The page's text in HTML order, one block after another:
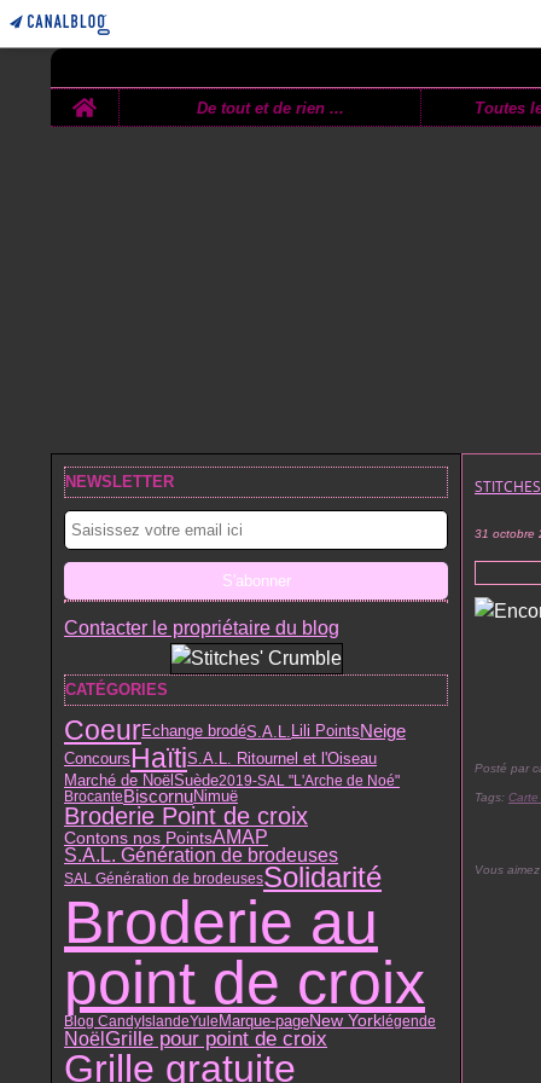
Home
De tout et de rien ... Toutes
NEWSLETTER
Contacter le propriétaire du blog
CATÉGORIES
CoeurEchange brodéS.A.L. Lili Points Neige
Concours HaïtiS.A.L. Ritournel et l'Oiseau
Marché de Noël Suède2019-SAL "L'Arche de Noé"
Brocante BiscornuNimuë
Broderie Point de croix
Contons nos PointsAMAP
S.A.L. Génération de brodeuses
SAL Génération de brodeusesSolidarité
Broderie au
point de croix
Blog CandyIslandeYule Marque-pageNew Yorklégende
Noël Grille pour point de croix
Grille gratuite
31 octobre
Posté par
Tags:
Vous